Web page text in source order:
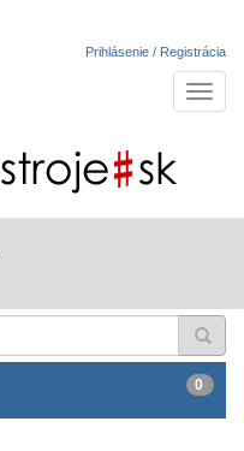
Prihlásenie / Registrácia
0